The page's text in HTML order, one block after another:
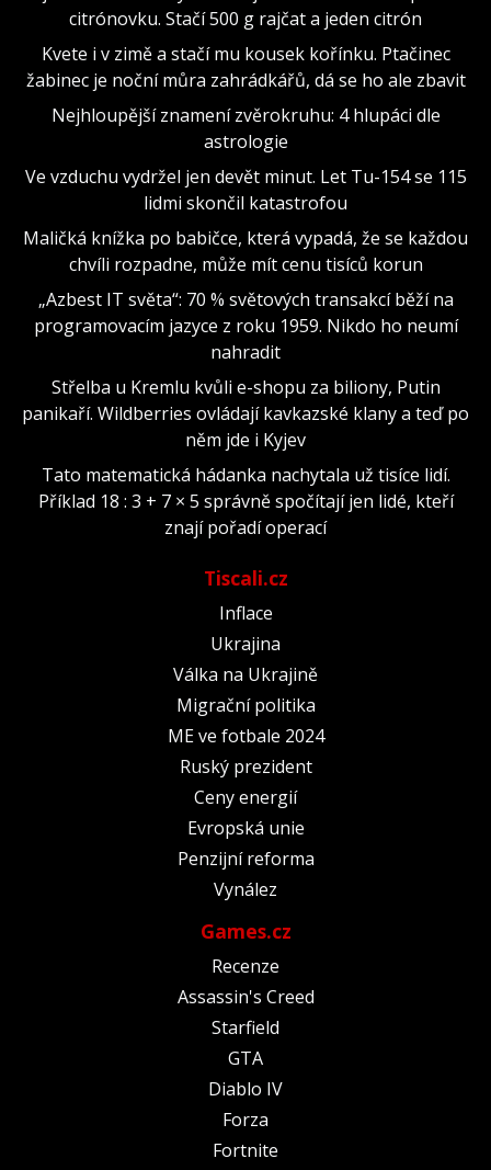
citrónovku. Stačí 500 g rajčat a jeden citrón
Kvete i v zimě a stačí mu kousek kořínku. Ptačinec
žabinec je noční můra zahrádkářů, dá se ho ale zbavit
Nejhloupější znamení zvěrokruhu: 4 hlupáci dle
astrologie
Ve vzduchu vydržel jen devět minut. Let Tu-154 se 115
lidmi skončil katastrofou
Maličká knížka po babičce, která vypadá, že se každou
chvíli rozpadne, může mít cenu tisíců korun
„Azbest IT světa“: 70 % světových transakcí běží na
programovacím jazyce z roku 1959. Nikdo ho neumí
nahradit
Střelba u Kremlu kvůli e-shopu za biliony, Putin
panikaří. Wildberries ovládají kavkazské klany a teď po
něm jde i Kyjev
Tato matematická hádanka nachytala už tisíce lidí.
Příklad 18 : 3 + 7 × 5 správně spočítají jen lidé, kteří
znají pořadí operací
Tiscali.cz
Inflace
Ukrajina
Válka na Ukrajině
Migrační politika
ME ve fotbale 2024
Ruský prezident
Ceny energií
Evropská unie
Penzijní reforma
Vynález
Games.cz
Recenze
Assassin's Creed
Starfield
GTA
Diablo IV
Forza
Fortnite